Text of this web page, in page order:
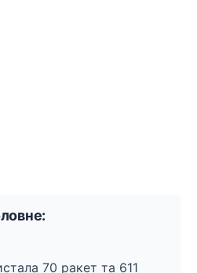
70 ракет та 611